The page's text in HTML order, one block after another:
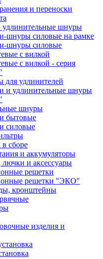
и переноски
удлинительные шнуры
шнуры силовые на рамке
шнуры силовые
с вилкой
с вилкой - серия
для удлинителей
и удлинительные шнуры
шнуры
бытовые
силовые
сборе
и аккумуляторы
и аксессуары
решетки
решетки "ЭКО"
кронштейны
изделия и